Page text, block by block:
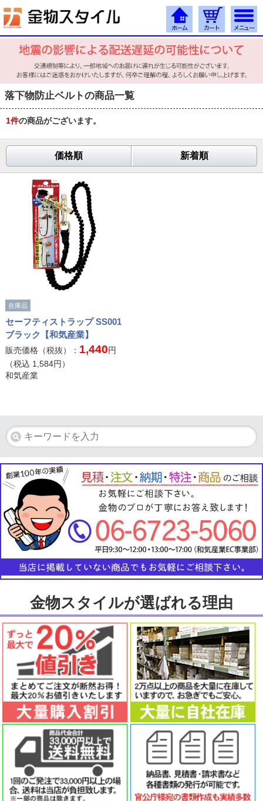
落下物防止ベルトの商品一覧
1件の商品がございます。
価格順 新着順
在庫品
セーフティストラップ SS001
ブラック【和気産業】
販売価格（税抜）： 1,440円
（税込 1,584円）
和気産業
金物スタイルが選ばれる理由